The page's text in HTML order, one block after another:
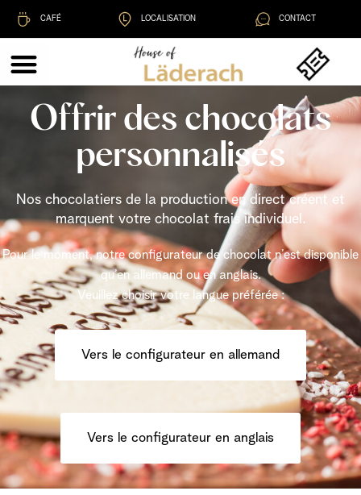
CAFÉ LOCALISATION CONTACT
Offrir des chocolats
personnalisés
Nos chocolatiers de la production en direct créent et
marquent votre chocolat frais individuel.
Pour le moment, notre configurateur de chocolat n’est disponible
qu’en allemand ou en anglais.
Veuillez choisir votre langue préférée :
Vers le configurateur en allemand
Vers le configurateur en anglais